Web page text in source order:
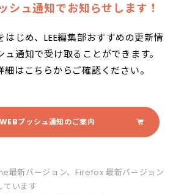
シュ通知でお知らせします！
はじめ、LEE編集部おすすめの更新情
通知で受け取ることができます。
はこちらからご確認ください。
WEBプッシュ通知のご案内
最新バージョン、Firefox 最新バージョン
ています